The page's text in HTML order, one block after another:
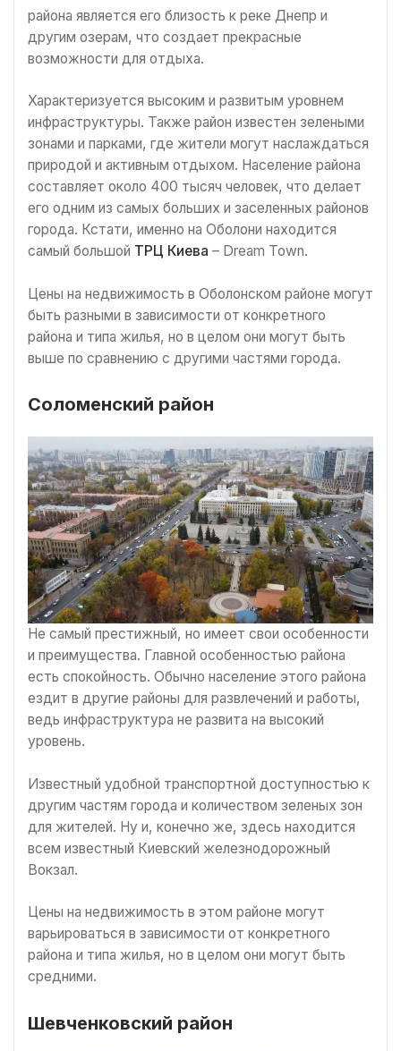
района является его близость к реке Днепр и
другим озерам, что создает прекрасные
возможности для отдыха.
Характеризуется высоким и развитым уровнем
инфраструктуры. Также район известен зелеными
зонами и парками, где жители могут наслаждаться
природой и активным отдыхом. Население района
составляет около 400 тысяч человек, что делает
его одним из самых больших и заселенных районов
города. Кстати, именно на Оболони находится
самый большой ТРЦ Киева – Dream Town.
Цены на недвижимость в Оболонском районе могут
быть разными в зависимости от конкретного
района и типа жилья, но в целом они могут быть
выше по сравнению с другими частями города.
Соломенский район
Не самый престижный, но имеет свои особенности
и преимущества. Главной особенностью района
есть спокойность. Обычно население этого района
ездит в другие районы для развлечений и работы,
ведь инфраструктура не развита на высокий
уровень.
Известный удобной транспортной доступностью к
другим частям города и количеством зеленых зон
для жителей. Ну и, конечно же, здесь находится
всем известный Киевский железнодорожный
Вокзал.
Цены на недвижимость в этом районе могут
варьироваться в зависимости от конкретного
района и типа жилья, но в целом они могут быть
средними.
Шевченковский район